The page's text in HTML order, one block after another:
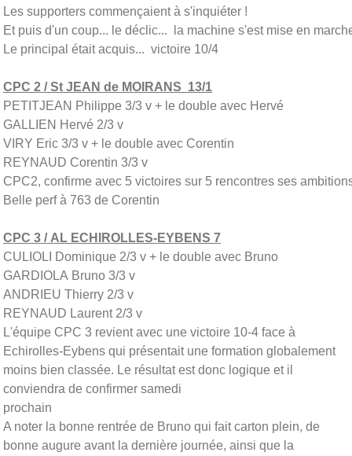
Les supporters commençaient à s'inquiéter !
Et puis d'un coup... le déclic... la machine s'est mise en
Le principal était acquis... victoire 10/4
CPC 2 / St JEAN de MOIRANS 13/1
PETITJEAN Philippe 3/3 v + le double avec Hervé
GALLIEN Hervé 2/3 v
VIRY Eric 3/3 v + le double avec Corentin
REYNAUD Corentin 3/3 v
CPC2, confirme avec 5 victoires sur 5 rencontres ses
Belle perf à 763 de Corentin
CPC 3 / AL ECHIROLLES-EYBENS 7
CULIOLI Dominique 2/3 v + le double avec Bruno
GARDIOLA Bruno 3/3 v
ANDRIEU Thierry 2/3 v
REYNAUD Laurent 2/3 v
L'équipe CPC 3 revient avec une victoire 10-4 face à
Echirolles-Eybens qui présentait une formation globalement
moins bien classée. Le résultat est donc logique et il
conviendra de confirmer samedi
prochain
A noter la bonne rentrée de Bruno qui fait carton plein, de
bonne augure avant la dernière journée, ainsi que la